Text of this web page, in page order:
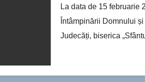
La data de 15 februarie
Întâmpinării Domnului
Judecăți, biserica